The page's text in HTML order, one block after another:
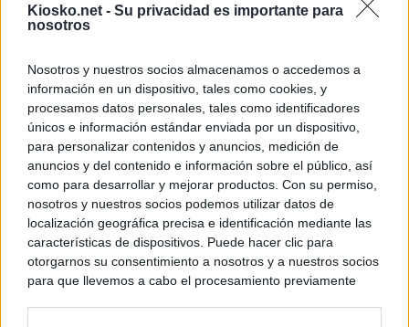
Kiosko.net - Su privacidad es importante para
nosotros
Nosotros y nuestros socios almacenamos o accedemos a
información en un dispositivo, tales como cookies, y
procesamos datos personales, tales como identificadores
únicos e información estándar enviada por un dispositivo,
para personalizar contenidos y anuncios, medición de
anuncios y del contenido e información sobre el público, así
como para desarrollar y mejorar productos. Con su permiso,
nosotros y nuestros socios podemos utilizar datos de
localización geográfica precisa e identificación mediante las
características de dispositivos. Puede hacer clic para
otorgarnos su consentimiento a nosotros y a nuestros socios
para que llevemos a cabo el procesamiento previamente